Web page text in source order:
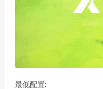
最低配置: